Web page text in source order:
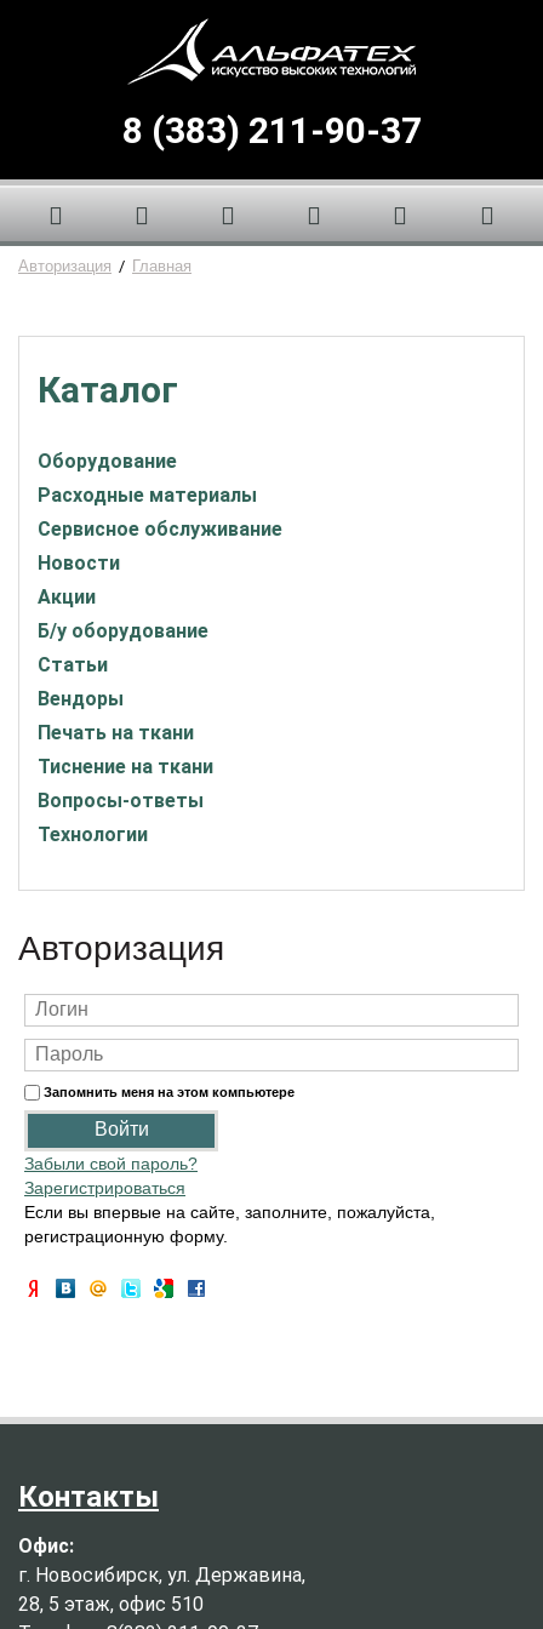
8 (383) 211-90-37
Авторизация / Главная
Каталог
Оборудование
Расходные материалы
Сервисное обслуживание
Новости
Акции
Б/у оборудование
Статьи
Вендоры
Печать на ткани
Тиснение на ткани
Вопросы-ответы
Технологии
Авторизация
Запомнить меня на этом компьютере
Забыли свой пароль?
Зарегистрироваться
Если вы впервые на сайте, заполните, пожалуйста,
регистрационную форму.
Контакты
Офис:
г. Новосибирск, ул. Державина,
28, 5 этаж, офис 510